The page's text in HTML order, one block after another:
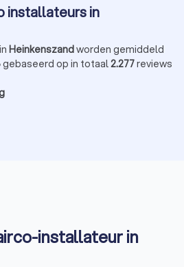
installateurs in
in Heinkenszandworden gemiddeld
gebaseerd op in totaal2.277reviews
installateur in